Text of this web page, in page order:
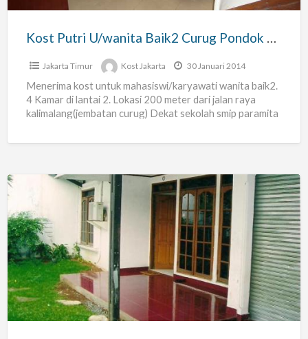
Kelapa
Tmr
Kost Putri U/wanita Baik2 Curug Pondok Kelapa Jkt Tmr
Jakarta Timur Kost Jakarta 30 Januari 2014
Menerima kost untuk mahasiswi/karyawati wanita baik2.
4 Kamar di lantai 2. Lokasi 200 meter dari jalan raya
kalimalang(jembatan curug) Dekat sekolah smip paramita
Rumah
Kost
Wanita
di
Jalan
Kejaksaan
Pondok